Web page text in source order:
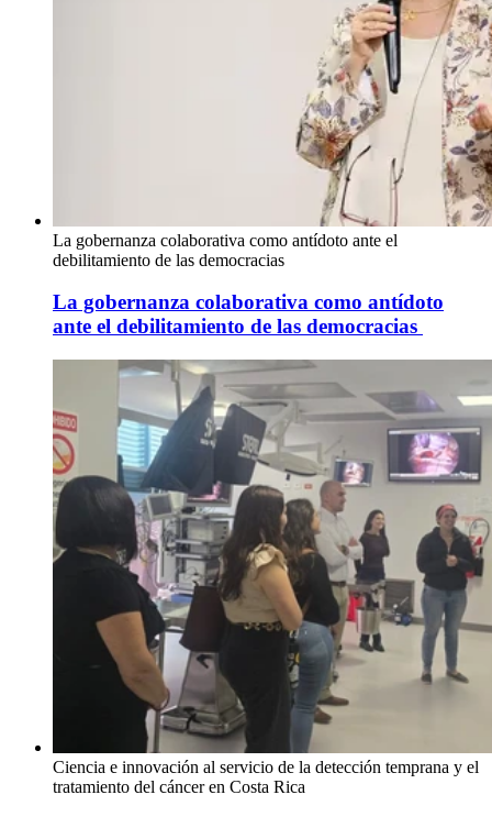
La gobernanza colaborativa como antídoto ante el
debilitamiento de las democracias
La gobernanza colaborativa como antídoto
ante el debilitamiento de las democracias
Ciencia e innovación al servicio de la detección temprana y el
tratamiento del cáncer en Costa Rica